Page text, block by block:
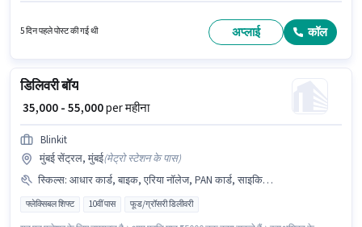
वैकेंसी एयरोली, मुंबई में है। यह पद फ्रेशर के लिए उपयुक्त है। आप प्रति माह ₹38000 तक कमा
5 दिन पहले पोस्ट की गई थी अप्लाई कॉल
डिलिवरी बॉय
₹ 35,000 - 55,000per महीना
Blinkit
मुंबई सेंट्रल, मुंबई(मेट्रो स्टेशन के पास)
स्किल्स: आधार कार्ड, बाइक, एरिया नॉलेज, PAN कार्ड, साइकिल, बैंक अकाउंट, 2-व्हीलर ड्राइविंग लाइसेंस, स्मार्टफोन, टू-व्हीलर ड्राइविंग, ऑटो/टेम्पो ड्राइविंग
फ्लेक्सिबल शिफ्ट 10वीं पास फूड/ग्रॉसरी डिलीवरी